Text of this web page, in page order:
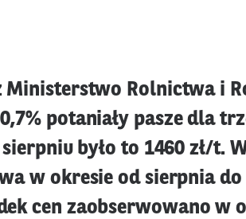
Ministerstwo Rolnictwa i
potaniały pasze dla
było to 1460 zł/t.
w okresie od sierpnia
cen zaobserwowano w